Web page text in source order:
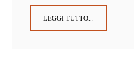
LEGGI TUTTO...